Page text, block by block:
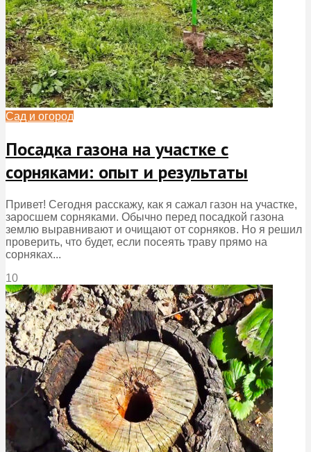
Сад и огород
Посадка газона на участке с
сорняками: опыт и результаты
Привет! Сегодня расскажу, как я сажал газон на участке,
заросшем сорняками. Обычно перед посадкой газона
землю выравнивают и очищают от сорняков. Но я решил
проверить, что будет, если посеять траву прямо на
сорняках...
10